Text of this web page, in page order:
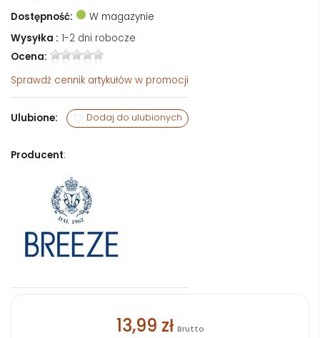
Dostępność:
W magazynie
Wysyłka : 1-2 dni robocze
Ocena:
Sprawdź cennik artykułów w promocji
Ulubione: Dodaj do ulubionych
Producent:
13,99 zł Brutto